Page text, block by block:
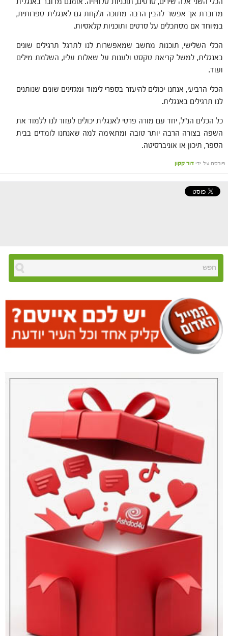
הכלי השני אלה שירים, סרטים, תוכניות טלוויזיה. אומנם מדובר באנגלית
מדוברת אך אפשר להבין הרבה מתוכה ולקחת גם לאנגלית ספרותית,
במיוחד אם מסתכלים על סרטים ותוכניות קלאסיות.
הכלי השלישי, תוכנות מחשב שמאפשרות לנו לתרגל תרגילים שונים
באנגלית, למשל קריאת טקסט ולענות על שאלות עליו, השלמת מילים
ועוד.
הכלי הרביעי, אנחנו יכולים להיעזר בספרי לימוד ומגזינים שונים שנותנים
לנו תרגילים באנגלית.
כל הכלים הנ"ל, יחד עם מורה פרטי לאנגלית יכולים לעזור לנו ללמוד את
השפה בצורה הרבה יותר טובה ומתאימה למה שאנחנו לומדים בבית
הספר, תיכון או אוניברסיטה.
פורסם על ידי דוד קקון